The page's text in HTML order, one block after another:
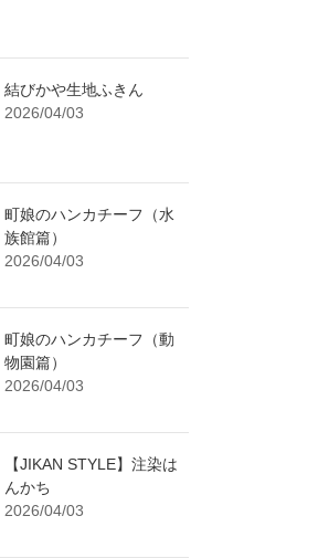
結びかや生地ふきん
2026/04/03
町娘のハンカチーフ（水
族館篇）
2026/04/03
町娘のハンカチーフ（動
物園篇）
2026/04/03
【JIKAN STYLE】注染は
んかち
2026/04/03